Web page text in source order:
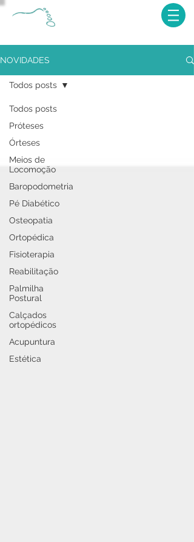
NOVIDADES
Todos posts
Próteses
Órteses
Meios de
Locomoção
Baropodometria
Pé Diabético
Osteopatia
Ortopédica
Fisioterapia
Reabilitação
Palmilha
Postural
Calçados
ortopédicos
Acupuntura
Estética
Todos posts